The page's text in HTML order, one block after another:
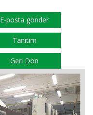
E-posta gönder
Tanıtım
Geri Dön